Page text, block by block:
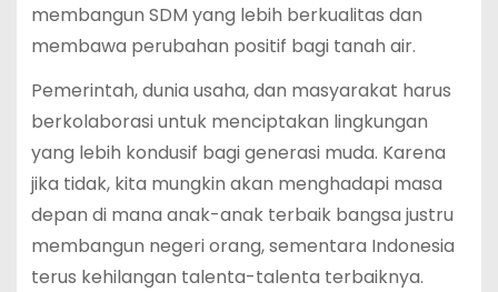
membangun SDM yang lebih berkualitas dan
membawa perubahan positif bagi tanah air.
Pemerintah, dunia usaha, dan masyarakat harus
berkolaborasi untuk menciptakan lingkungan
yang lebih kondusif bagi generasi muda. Karena
jika tidak, kita mungkin akan menghadapi masa
depan di mana anak-anak terbaik bangsa justru
membangun negeri orang, sementara Indonesia
terus kehilangan talenta-talenta terbaiknya.